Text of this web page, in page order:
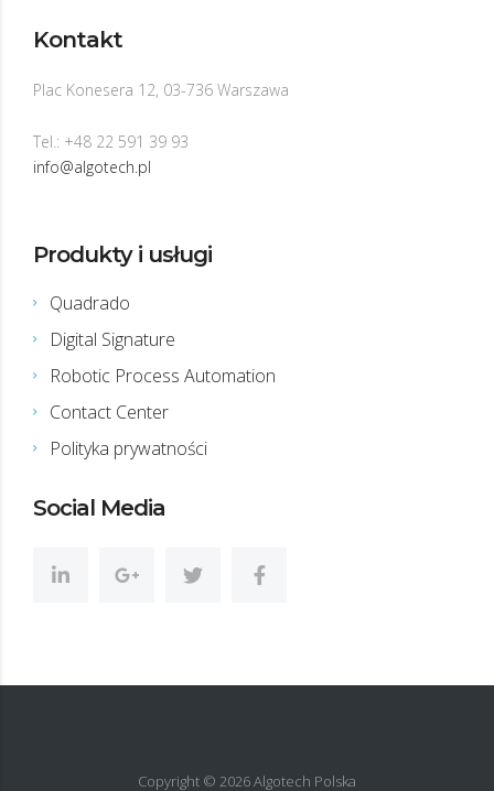
Kontakt
Plac Konesera 12, 03-736 Warszawa
Tel.: +48 22 591 39 93
info@algotech.pl
Produkty i usługi
Quadrado
Digital Signature
Robotic Process Automation
Contact Center
Polityka prywatności
Social Media
Copyright © 2026Algotech Polska